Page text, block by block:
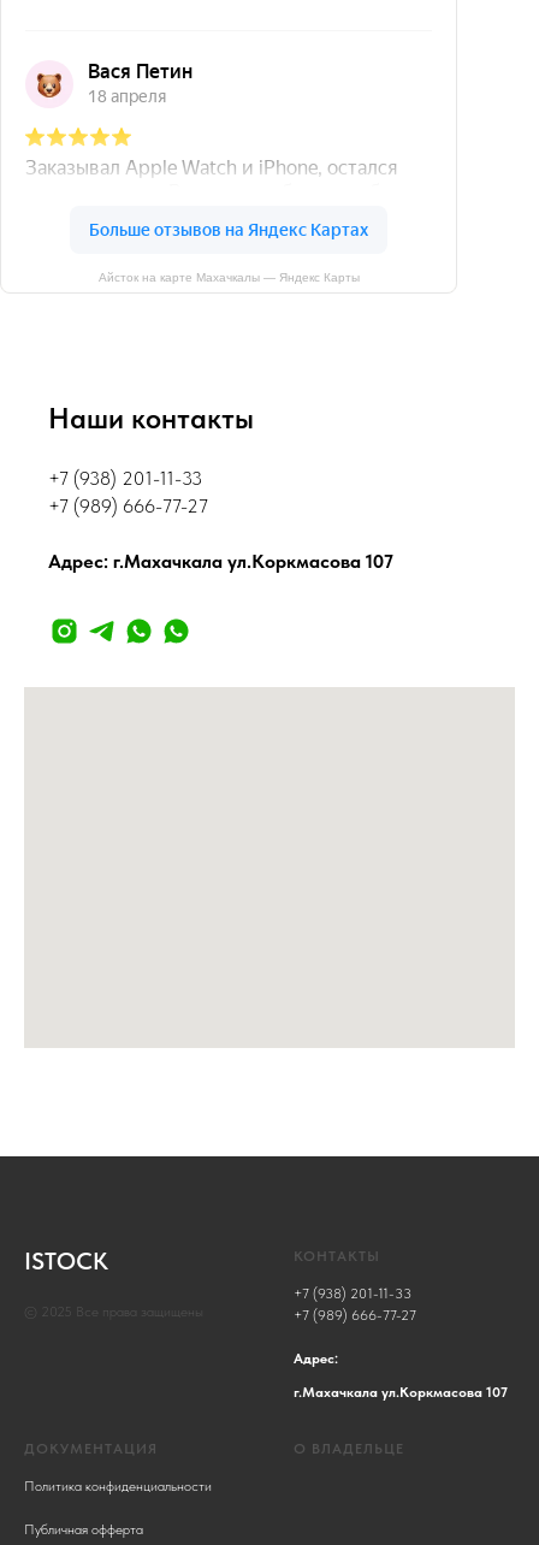
Айсток на карте Махачкалы — Яндекс Карты
Наши контакты
+7 (938) 201-11-33
+7 (989) 666-77-27
Адрес: г.Махачкала ул.Коркмасова 107
ISTOCK
© 2025 Все права защищены
КОНТАКТЫ
+7 (938) 201-11-33
+7 (989) 666-77-27
Адрес:
г.Махачкала ул.Коркмасова 107
ДОКУМЕНТАЦИЯ
Политика конфиденциальности
Публичная офферта
О ВЛАДЕЛЬЦЕ